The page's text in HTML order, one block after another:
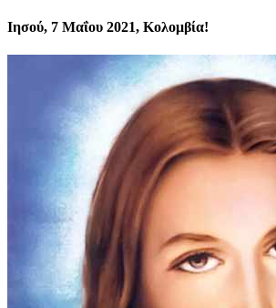
Ιησού, 7 Μαΐου 2021, Κολομβία!